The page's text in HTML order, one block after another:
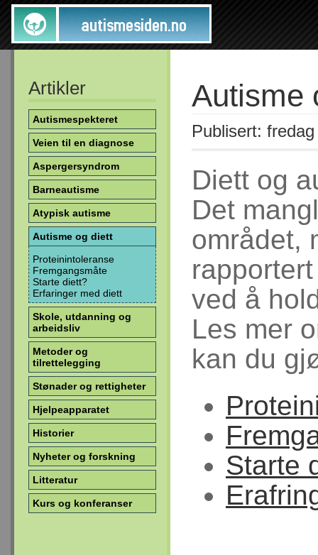
Artikler
Autismespekteret
Veien til en diagnose
Aspergersyndrom
Barneautisme
Atypisk autisme
Autisme og diett
Proteinintoleranse
Fremgangsmåte
Starte diett?
Erfaringer med diett
Skole, utdanning og
arbeidsliv
Metoder og
tilrettelegging
Stønader og rettigheter
Hjelpeapparatet
Historier
Nyheter og forskning
Litteratur
Kurs og konferanser
Autisme
Publisert:
Diett og
Det
området,
ved å
Les mer
kan du
Starte